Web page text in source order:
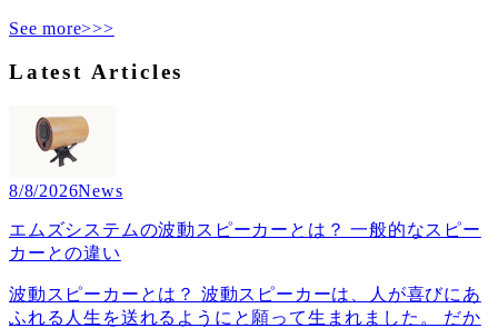
See more>>>
Latest Articles
8/8/2026News
エムズシステムの波動スピーカーとは？ 一般的なスピー
カーとの違い
波動スピーカーとは？ 波動スピーカーは、人が喜びにあ
ふれる人生を送れるようにと願って生まれました。 だか